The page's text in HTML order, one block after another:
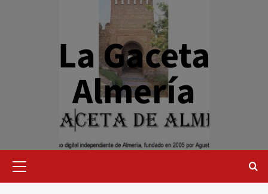
La Gaceta
Almería
primario